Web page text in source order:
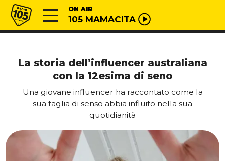
Vai al contenuto
Radio 105 ON AIR
105 MAMACITA
La storia dell’influencer australiana
con la 12esima di seno
Una giovane influencer ha raccontato come la
sua taglia di senso abbia influito nella sua
quotidianità